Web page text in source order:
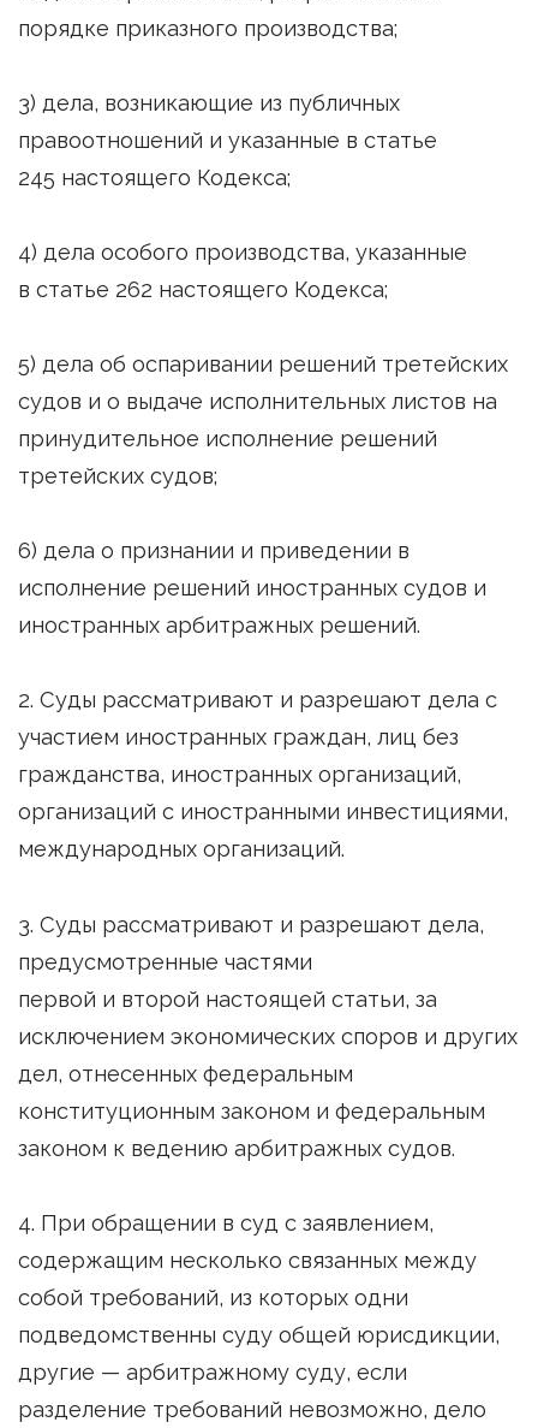
порядке приказного производства;
3) дела, возникающие из публичных
правоотношений и указанные в статье
245 настоящего Кодекса;
4) дела особого производства, указанные
в статье 262 настоящего Кодекса;
5) дела об оспаривании решений третейских
судов и о выдаче исполнительных листов на
принудительное исполнение решений
третейских судов;
6) дела о признании и приведении в
исполнение решений иностранных судов и
иностранных арбитражных решений.
2. Суды рассматривают и разрешают дела с
участием иностранных граждан, лиц без
гражданства, иностранных организаций,
организаций с иностранными инвестициями,
международных организаций.
3. Суды рассматривают и разрешают дела,
предусмотренные частями
первой и второй настоящей статьи, за
исключением экономических споров и других
дел, отнесенных федеральным
конституционным законом и федеральным
законом к ведению арбитражных судов.
4. При обращении в суд с заявлением,
содержащим несколько связанных между
собой требований, из которых одни
подведомственны суду общей юрисдикции,
другие — арбитражному суду, если
разделение требований невозможно, дело